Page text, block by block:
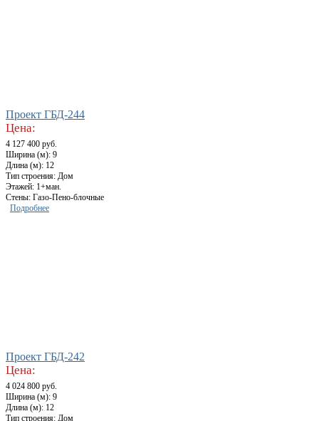
Проект ГБД-244
Цена:
4 127 400 руб.
Ширина (м): 9
Длина (м): 12
Тип строения: Дом
Этажей: 1+ман.
Стены: Газо-Пено-блочные
Подробнее
Проект ГБД-242
Цена:
4 024 800 руб.
Ширина (м): 9
Длина (м): 12
Тип строения: Дом